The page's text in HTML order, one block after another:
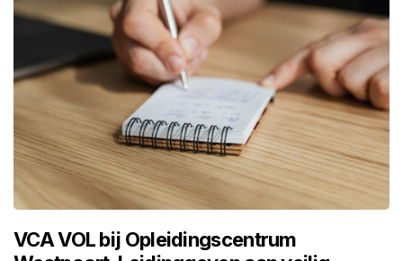
VCA VOL bij Opleidingscentrum